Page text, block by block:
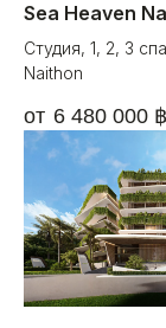
Sea Heaven
Студия, 1, 2, 3
Naithon
6 480 000 ฿